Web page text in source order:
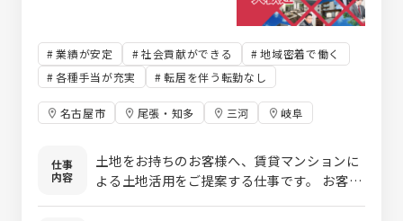
業績が安定 社会貢献ができる
地域密着で働く
各種手当が充実
転居を伴う転勤なし
名古屋市 尾張・知多 三河 岐阜
仕事
内容
土地をお持ちのお客様へ、賃貸マンションに
よる土地活用をご提案する仕事です。 お客様